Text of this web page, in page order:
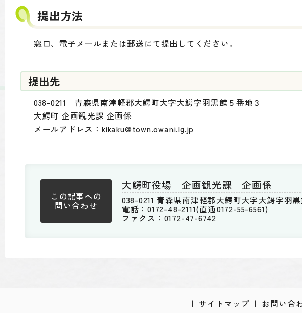
提出方法
窓口、電子メールまたは郵送にて提出してください。
提出先
038-0211 青森県南津軽郡大鰐町大字大鰐字羽黒館５番地３
大鰐町 企画観光課 企画係
メールアドレス：kikaku@town.owani.lg.jp
この記事への
問い合わせ
大鰐町役場 企画観光課 企画係
038-0211 青森県南津軽郡大鰐町大字大鰐字羽
電話：0172-48-2111(直通0172-55-6561)
ファクス：0172-47-6742
サイトマップ お問い合